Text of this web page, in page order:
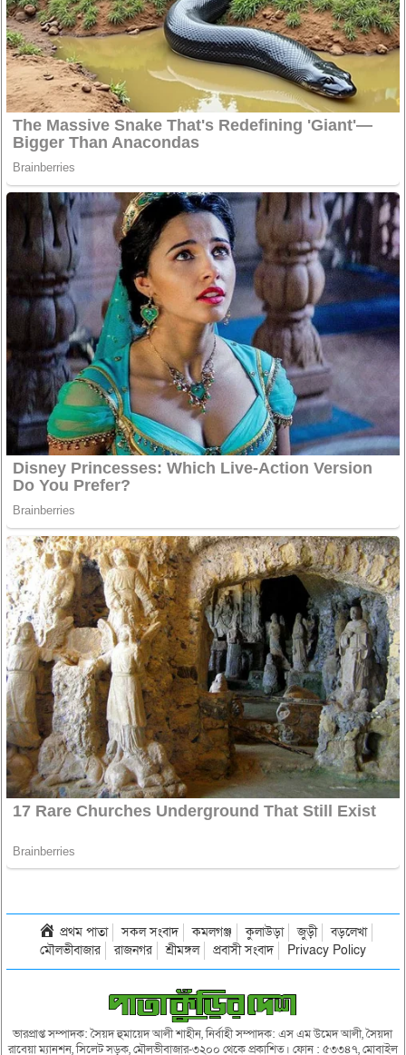
প্রথম পাতা সকল সংবাদ কমলগঞ্জ কুলাউড়া জুড়ী
বড়লেখা
মৌলভীবাজার
রাজনগর শ্রীমঙ্গল প্রবাসী সংবাদ Privacy Policy
ভারপ্রাপ্ত সম্পাদক: সৈয়দ হুমায়েদ আলী শাহীন, নির্বাহী সম্পাদক: এস এম উমেদ আলী, সৈয়দা
রাবেয়া ম্যানশন, সিলেট সড়ক, মৌলভীবাজার-৩২০০ থেকে প্রকাশিত। ফোন : ৫৩৩৪৭, মোবাইল